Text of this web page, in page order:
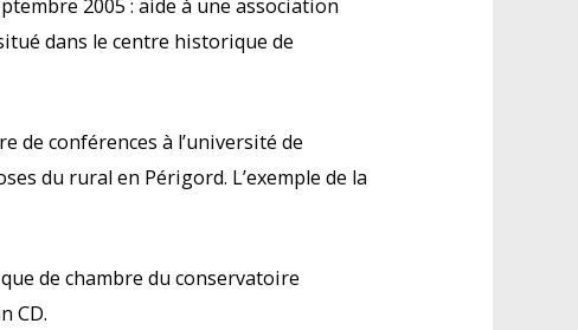
2005 : aide à une association
dans le centre historique de
de conférences à l’université de
du rural en Périgord. L’exemple de la
de chambre du conservatoire
CD.